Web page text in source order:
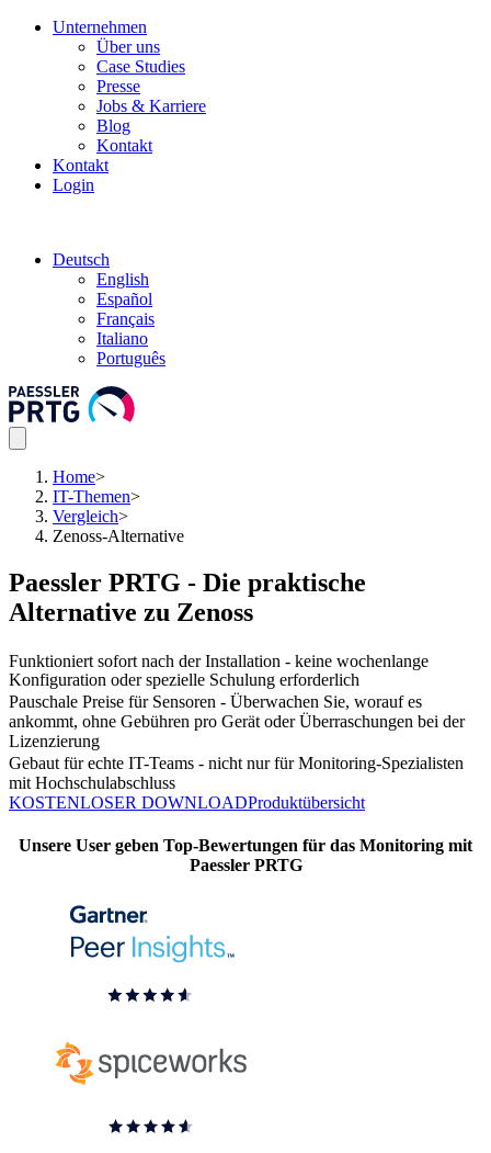
Unternehmen
Über uns
Case Studies
Presse
Jobs & Karriere
Blog
Kontakt
Kontakt
Login
Deutsch
English
Español
Français
Italiano
Português
Home>
IT-Themen>
Vergleich>
Zenoss-Alternative
Paessler PRTG - Die praktische
Alternative zu Zenoss
Funktioniert sofort nach der Installation - keine wochenlange
Konfiguration oder spezielle Schulung erforderlich
Pauschale Preise für Sensoren - Überwachen Sie, worauf es
ankommt, ohne Gebühren pro Gerät oder Überraschungen bei der
Lizenzierung
Gebaut für echte IT-Teams - nicht nur für Monitoring-Spezialisten
mit Hochschulabschluss
KOSTENLOSER DOWNLOADProduktübersicht
Unsere User geben Top-Bewertungen für das Monitoring mit
Paessler PRTG